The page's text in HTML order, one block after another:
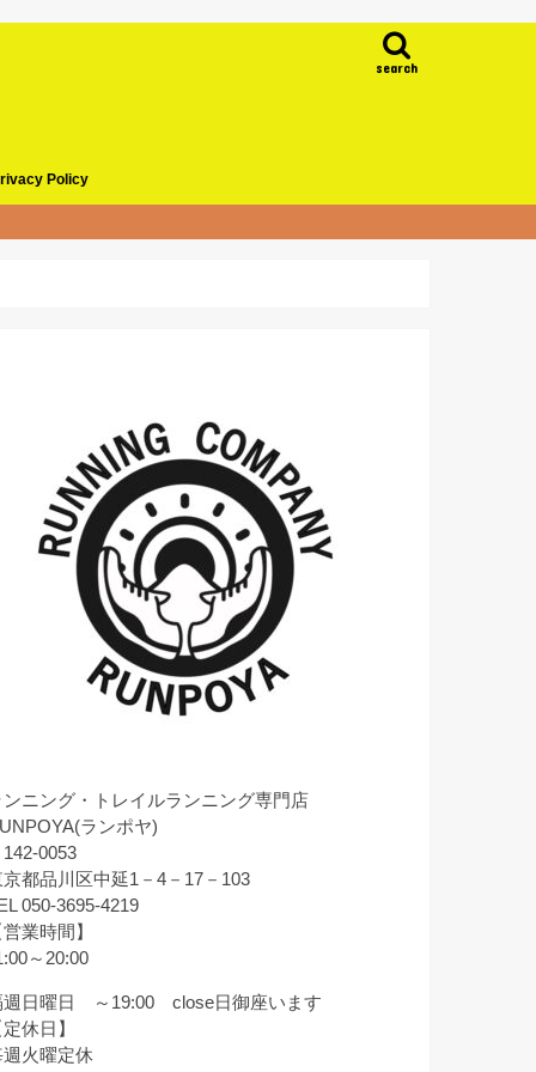
search
Policy
ンニング・トレイルランニング専門店
ランポヤ)
0053
京都品川区中延1－4－17－103
050-3695-4219
業時間】
～20:00
週日曜日 ～19:00 close日御座います
休日】
週火曜定休